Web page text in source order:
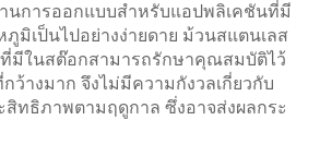
นการออกแบบสำหรับแอปพลิเคชันที่มี
มิเป็นไปอย่างง่ายดาย ม้วนสแตนเลส
ที่มีในสต๊อกสามารถรักษาคุณสมบัติไว้
างมาก จึงไม่มีความกังวลเกี่ยวกับ
ทธิภาพตามฤดูกาล ซึ่งอาจส่งผลกระ